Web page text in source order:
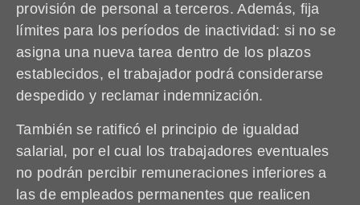
provisión de personal a terceros. Además, fija
límites para los períodos de inactividad: si no se
asigna una nueva tarea dentro de los plazos
establecidos, el trabajador podrá considerarse
despedido y reclamar indemnización.
También se ratificó el principio de igualdad
salarial, por el cual los trabajadores eventuales
no podrán percibir remuneraciones inferiores a
las de empleados permanentes que realicen